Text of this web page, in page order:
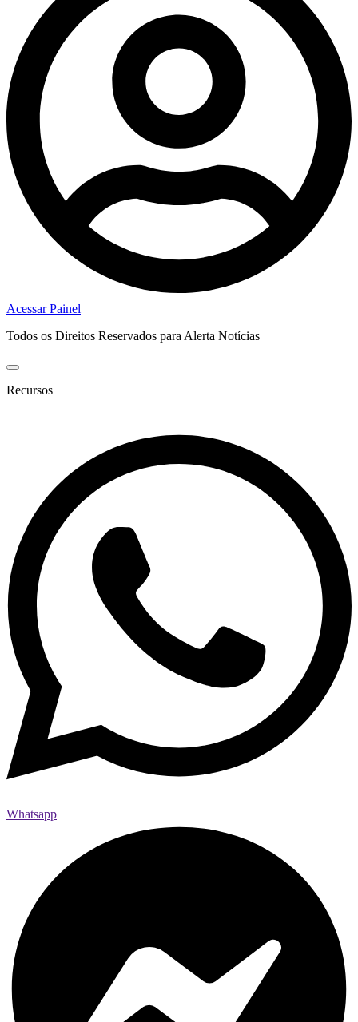
Acessar Painel
Todos os Direitos Reservados para Alerta Notícias
Recursos
Whatsapp